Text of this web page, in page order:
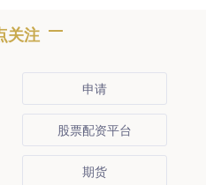
关注
申请
股票配资平台
期货